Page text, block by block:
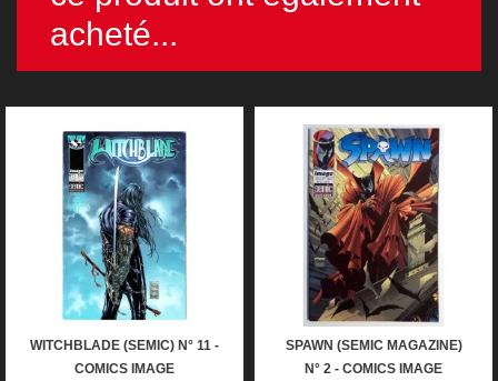
acheté...
WITCHBLADE (SEMIC) N° 11 -
COMICS IMAGE
SPAWN (SEMIC MAGAZINE)
N° 2 - COMICS IMAGE